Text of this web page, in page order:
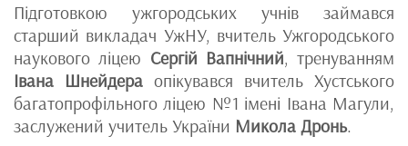
Підготовкою ужгородських учнів займався
старший викладач УжНУ, вчитель Ужгородського
наукового ліцею Сергій Вапнічний, тренуванням
Івана Шнейдера опікувався вчитель Хустського
багатопрофільного ліцею №1 імені Івана Магули,
заслужений учитель України Микола Дронь.